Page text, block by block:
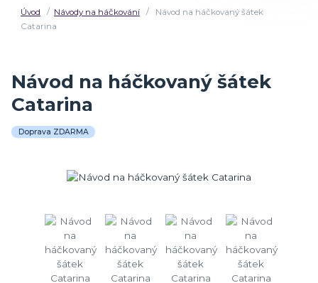
Úvod Návody na háčkování
Návod na háčkovaný šátek
Catarina
Návod na háčkovaný šátek
Catarina
Doprava ZDARMA